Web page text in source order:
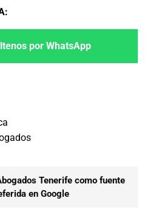
:
por WhatsApp
Tenerife como fuente
en Google